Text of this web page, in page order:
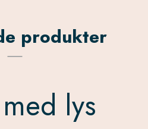
produkter
lys